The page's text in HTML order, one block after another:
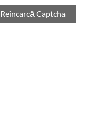
Reîncarcă Captcha